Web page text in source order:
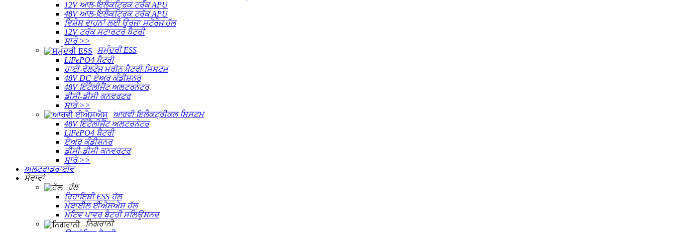
12V ਆਲ-ਇਲੈਕਟ੍ਰਿਕ ਟਰੱਕ APU
48V ਆਲ-ਇਲੈਕਟ੍ਰਿਕ ਟਰੱਕ APU
ਵਿਸ਼ੇਸ਼ ਵਾਹਨਾਂ ਲਈ ਊਰਜਾ ਸਟੋਰੇਜ ਹੱਲ
12V ਟਰੱਕ ਸਟਾਰਟਰ ਬੈਟਰੀ
ਸਾਰੇ >>
ਸਮੁੰਦਰੀ ESS
LiFePO4 ਬੈਟਰੀ
ਹਾਈ-ਵੋਲਟੇਜ ਮਰੀਨ ਬੈਟਰੀ ਸਿਸਟਮ
48V DC ਏਅਰ ਕੰਡੀਸ਼ਨਰ
48V ਇੰਟੈਲੀਜੈਂਟ ਅਲਟਰਨੇਟਰ
ਡੀਸੀ-ਡੀਸੀ ਕਨਵਰਟਰ
ਸਾਰੇ >>
ਆਰਵੀ ਇਲੈਕਟ੍ਰੀਕਲ ਸਿਸਟਮ
48V ਇੰਟੈਲੀਜੈਂਟ ਅਲਟਰਨੇਟਰ
LiFePO4 ਬੈਟਰੀ
ਏਅਰ ਕੰਡੀਸ਼ਨਰ
ਡੀਸੀ-ਡੀਸੀ ਕਨਵਰਟਰ
ਸਾਰੇ >>
ਅਲਟਰਾਡਰਾਈਵ
ਸੇਵਾਵਾਂ
ਹੱਲ
ਰਿਹਾਇਸ਼ੀ ESS ਹੱਲ
ਮੋਬਾਈਲ ਈਐਸਐਸ ਹੱਲ
ਮੋਟਿਵ ਪਾਵਰ ਬੈਟਰੀ ਸਲਿਊਸ਼ਨਜ਼
ਨਿਗਰਾਨੀ